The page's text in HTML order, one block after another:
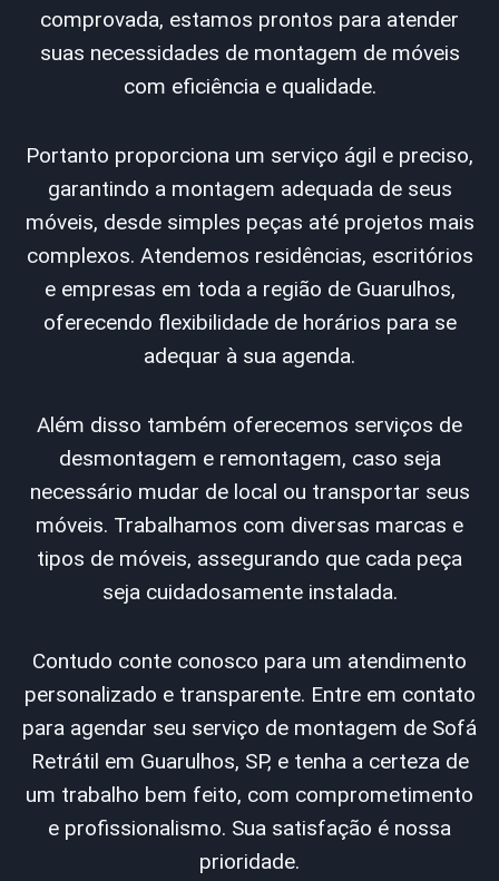
comprovada, estamos prontos para atender
suas necessidades de montagem de móveis
com eficiência e qualidade.
Portanto proporciona um serviço ágil e preciso,
garantindo a montagem adequada de seus
móveis, desde simples peças até projetos mais
complexos. Atendemos residências, escritórios
e empresas em toda a região de Guarulhos,
oferecendo flexibilidade de horários para se
adequar à sua agenda.
Além disso também oferecemos serviços de
desmontagem e remontagem, caso seja
necessário mudar de local ou transportar seus
móveis. Trabalhamos com diversas marcas e
tipos de móveis, assegurando que cada peça
seja cuidadosamente instalada.
Contudo conte conosco para um atendimento
personalizado e transparente. Entre em contato
para agendar seu serviço de montagem de Sofá
Retrátil em Guarulhos, SP, e tenha a certeza de
um trabalho bem feito, com comprometimento
e profissionalismo. Sua satisfação é nossa
prioridade.